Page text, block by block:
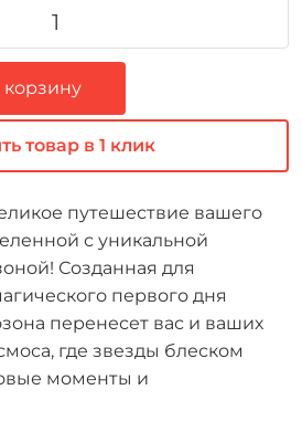
корзину
товар в 1 клик
путешествие вашего
с уникальной
Созданная для
первого дня
перенесет вас и ваших
где звезды блеском
моменты и